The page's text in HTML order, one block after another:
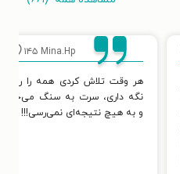
Mina.Hp ۱۴۵
هر وقت تلاش کردی همه را راضی
نگه داری، سرت به سنگ می‌خورد
و به هیچ نتیجه‌ای نمی‌رسی!!!